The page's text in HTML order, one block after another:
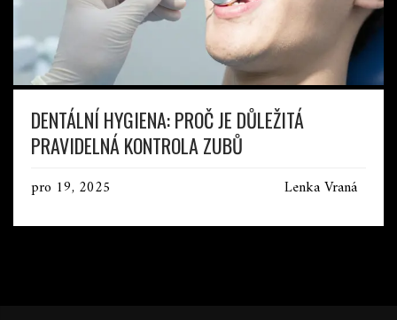
DENTÁLNÍ HYGIENA: PROČ JE DŮLEŽITÁ
PRAVIDELNÁ KONTROLA ZUBŮ
pro 19, 2025 Lenka Vraná